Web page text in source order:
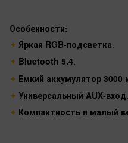
Особенности:
Яркая RGB-подсветка.
Bluetooth 5.4.
Емкий аккумулятор 3000
Универсальный AUX-вход.
Компактность и малый